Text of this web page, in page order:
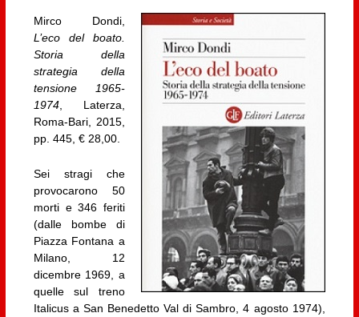
Mirco Dondi,
L’eco del boato.
Storia della
strategia della
tensione 1965-
1974, Laterza,
Roma-Bari, 2015,
pp. 445, € 28,00.
Sei stragi che
provocarono 50
morti e 346 feriti
(dalle bombe di
Piazza Fontana a
Milano, 12
dicembre 1969, a
quelle sul treno
Italicus a San Benedetto Val di Sambro, 4 agosto 1974),